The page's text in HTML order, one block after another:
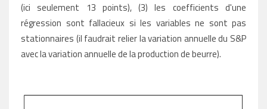
(ici seulement 13 points), (3) les coefficients d'une
régression sont fallacieux si les variables ne sont pas
stationnaires (il faudrait relier la variation annuelle du S&P
avec la variation annuelle de la production de beurre).